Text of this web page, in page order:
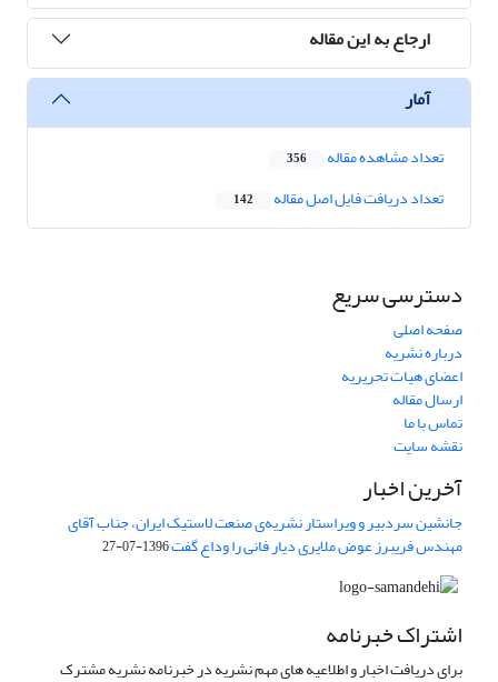
ارجاع به این مقاله
آمار
تعداد مشاهده مقاله 356
تعداد دریافت فایل اصل مقاله 142
دسترسی سریع
صفحه اصلی
درباره نشریه
اعضای هیات تحریریه
ارسال مقاله
تماس با ما
نقشه سایت
آخرین اخبار
جانشین سردبیر و ویراستار نشریه‌ی صنعت لاستیک ایران، جناب آقای
مهندس فریبرز عوض ملایری دیار فانی را وداع گفت1396-07-27
اشتراک خبرنامه
برای دریافت اخبار و اطلاعیه های مهم نشریه در خبرنامه نشریه مشترک